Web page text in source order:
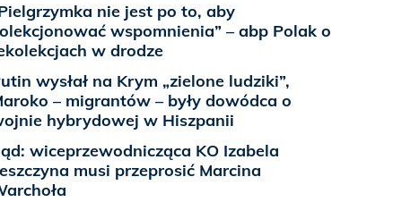
nie jest po to, aby
wspomnienia” – abp Polak o
w drodze
wysłał na Krym „zielone ludziki”,
– migrantów – były dowódca o
hybrydowej w Hiszpanii
wiceprzewodnicząca KO Izabela
musi przeprosić Marcina